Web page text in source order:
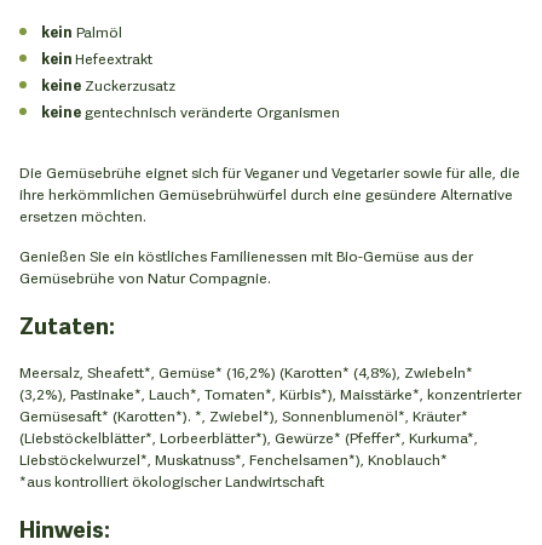
kein Palmöl
keinHefeextrakt
keine Zuckerzusatz
keine gentechnisch veränderte Organismen
Die Gemüsebrühe eignet sich für Veganer und Vegetarier sowie für alle, die
ihre herkömmlichen Gemüsebrühwürfel durch eine gesündere Alternative
ersetzen möchten.
Genießen Sie ein köstliches Familienessen mit Bio-Gemüse aus der
Gemüsebrühe von Natur Compagnie.
Zutaten:
Meersalz, Sheafett*, Gemüse* (16,2%) (Karotten* (4,8%), Zwiebeln*
(3,2%), Pastinake*, Lauch*, Tomaten*, Kürbis*), Maisstärke*, konzentrierter
Gemüsesaft* (Karotten*). *, Zwiebel*), Sonnenblumenöl*, Kräuter*
(Liebstöckelblätter*, Lorbeerblätter*), Gewürze* (Pfeffer*, Kurkuma*,
Liebstöckelwurzel*, Muskatnuss*, Fenchelsamen*), Knoblauch*
*aus kontrolliert ökologischer Landwirtschaft
Hinweis: